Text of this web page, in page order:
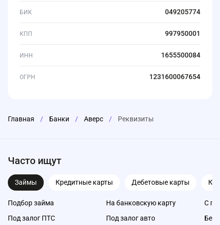
БИК 049205774
КПП 997950001
ИНН 1655500084
ОГРН 1231600067654
Главная / Банки / Аверс / Реквизиты
Часто ищут
Займы Кредитные карты Дебетовые карты
Подбор займа
Под залог ПТС
На банковскую карту
Под залог авто
С
Без